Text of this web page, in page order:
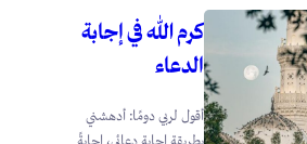
كرم الله في إجابة
الدعاء
أقول لربي دومًا: أدهشني